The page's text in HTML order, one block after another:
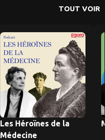
TOUT VOIR
Les Héroïnes de la
Médecine